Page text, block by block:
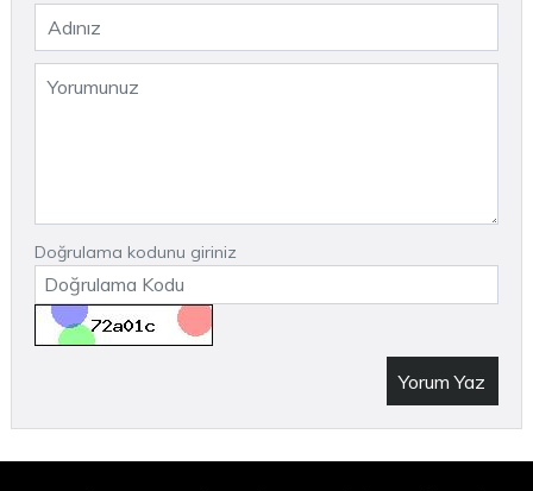
Doğrulama kodunu giriniz
Yorum Yaz